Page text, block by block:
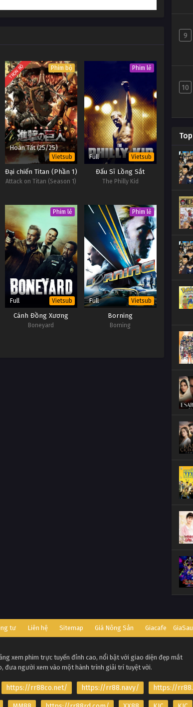
TRỌN BỘ Phim bộ
Hoàn Tất (25/25)
Vietsub
Đại chiến Titan (Phần 1)
Attack on Titan (Season 1)
Phim lẻ
Full Vietsub
Đấu Sĩ Lồng Sắt
The Philly Kid
Phim lẻ
Full Vietsub
Cánh Đồng Xương
Boneyard
Phim lẻ
Full Vietsub
Borning
Borning
9
10
tư Liên hệ Sitemap Giá Nông Sản Giacafe
xem phim trực tuyến đỉnh cao, nổi bật với giao diện đẹp mắt
đưa người xem vào một hành trình giải trí tuyệt vời.
https://rr88co.net/ https://rr88.navy/ https://